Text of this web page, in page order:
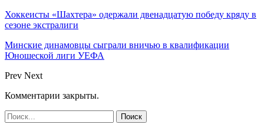
Хоккеисты «Шахтера» одержали двенадцатую победу кряду в
сезоне экстралиги
Минские динамовцы сыграли вничью в квалификации
Юношеской лиги УЕФА
Prev Next
Комментарии закрыты.